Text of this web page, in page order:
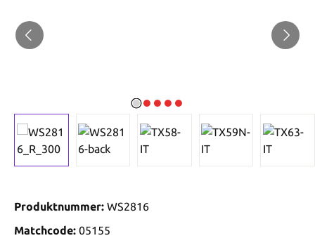
Produktnummer: WS2816
Matchcode: 05155